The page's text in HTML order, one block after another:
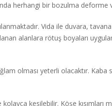
herhangi bir bozulma deforme
Vida ile duvara,
alanlara rötuş boyaları
olması yeterli olacaktır.
kesilebilir. Köşe kısımları